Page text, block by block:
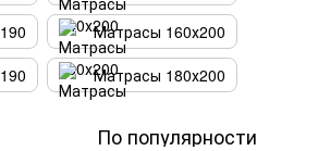
Матрасы 160х200
Матрасы 180х200
По популярности